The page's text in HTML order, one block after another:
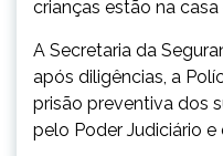
crianças estão na casa
A Secretaria da
após diligências, a
prisão preventiva dos
pelo Poder Judiciário